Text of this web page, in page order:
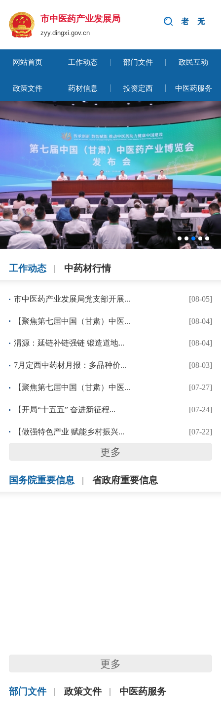
市中医药产业发展局
zyy.dingxi.gov.cn
网站首页 工作动态 部门文件 政民互动
政策文件 药材信息 投资定西 中医药服务
“千年药乡”链动京津冀 ...
工作动态 中药材行情
市中医药产业发展局党支部开展... [08-05]
【聚焦第七届中国（甘肃）中医... [08-04]
渭源：延链补链强链 锻造道地... [08-04]
7月定西中药材月报：多品种价... [08-03]
【聚焦第七届中国（甘肃）中医... [07-27]
【开局“十五五” 奋进新征程... [07-24]
【做强特色产业 赋能乡村振兴... [07-22]
更多
国务院重要信息 省政府重要信息
更多
部门文件 政策文件 中医药服务